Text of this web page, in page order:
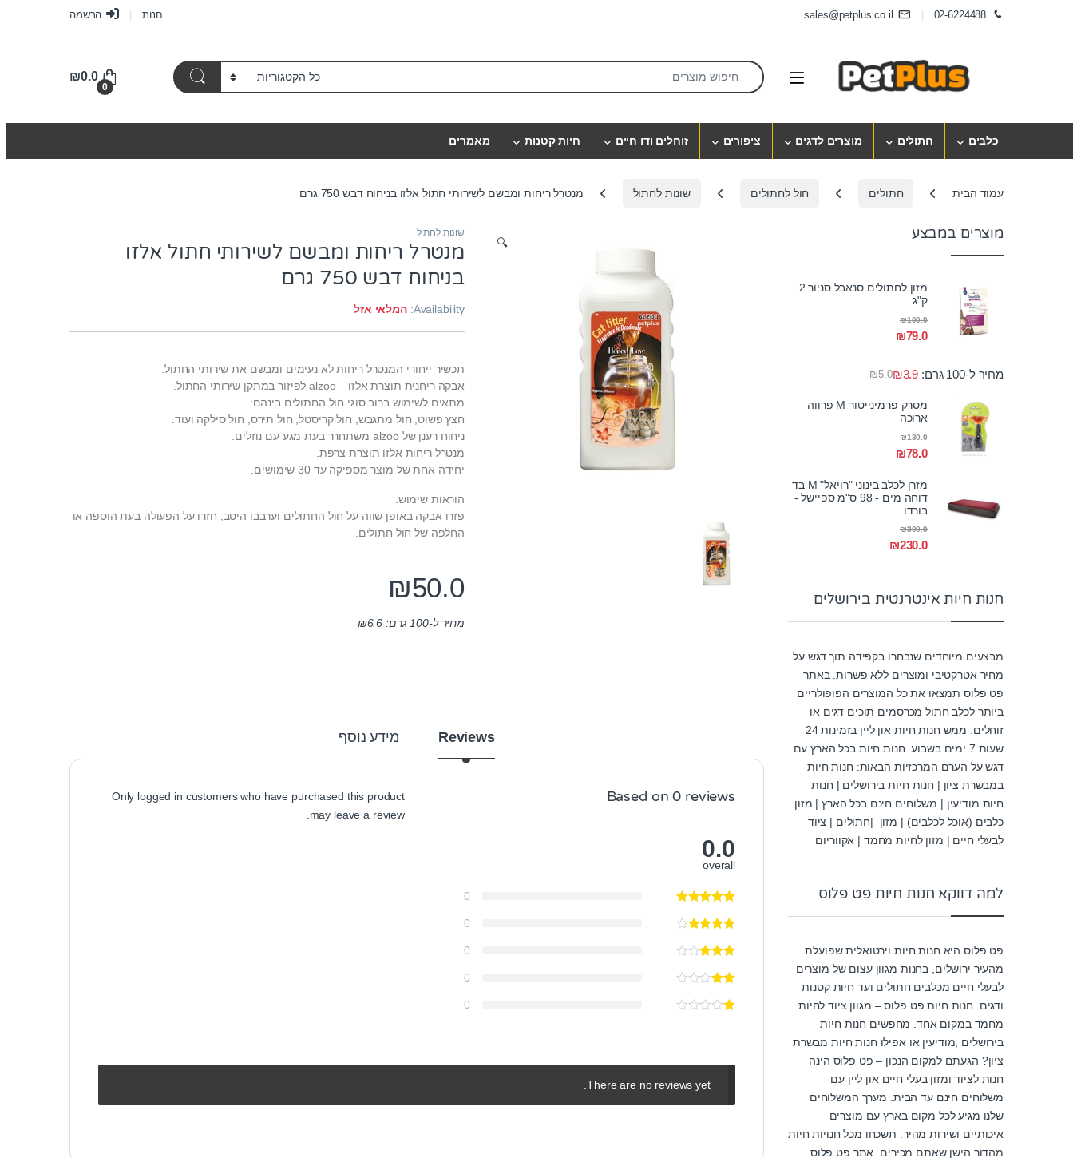
Skip to navigation
02-6224488
sales@petplus.co.il חנות הרשמה
Open
Search for:
0
₪0.0
כלבים חתולים מוצרים לדגים ציפורים זוחלים ודו חיים חיות קטנות מאמרים
עמוד הבית חתולים חול לחתולים שונות לחתול מנטרל ריחות ומבשם לשירותי חתול אלזו בניחוח דבש 750 גרם
🔍
שונות לחתול
מנטרל ריחות ומבשם לשירותי חתול אלזו
בניחוח דבש 750 גרם
Availability: המלאי אזל
תכשיר ייחודי המנטרל ריחות לא נעימים ומבשם את שירותי החתול.
אבקה ריחנית תוצרת אלזו – alzoo לפיזור במתקן שירותי החתול.
מתאים לשימוש ברוב סוגי חול החתולים בינהם:
חצץ פשוט, חול מתגבש, חול קריסטל, חול תירס, חול סילקה ועוד.
ניחוח רענן של alzoo משתחרר בעת מגע עם נוזלים.
מנטרל ריחות אלזו תוצרת צרפת.
יחידה אחת של מוצר מספיקה עד 30 שימושים.
הוראות שימוש:
פזרו אבקה באופן שווה על חול החתולים וערבבו היטב, חזרו על הפעולה בעת הוספה או
החלפה של חול חתולים.
₪50.0
מחיר ל-100 גרם: ₪6.6
Reviews מידע נוסף
Based on 0 reviews
0.0
overall
0
0
0
0
0
Only logged in customers who have purchased this product
may leave a review.
There are no reviews yet.
מוצרים במבצע
מזון לחתולים סנאבל סניור 2
ק"ג
₪79.0
₪100.0
מחיר ל-100 גרם: ₪5.0₪3.9
מסרק פרמינייטור M פרווה
ארוכה
₪78.0
₪130.0
מזרן לכלב בינוני "רויאל" M בד
דוחה מים - 98 ס"מ ספיישל -
בורדו
₪230.0
₪300.0
חנות חיות אינטרנטית בירושלים
מבצעים מיוחדים שנבחרו בקפידה תוך דגש על
מחיר אטרקטיבי ומוצרים ללא פשרות. באתר
פט פלוס תמצאו את כל המוצרים הפופולריים
ביותר לכלב חתול מכרסמים תוכים דגים או
זוחלים. ממש חנות חיות און ליין בזמינות 24
שעות 7 ימים בשבוע. חנות חיות בכל הארץ עם
דגש על הערם המרכזיות הבאות: חנות חיות
במבשרת ציון | חנות חיות בירושלים | חנות
חיות מודיעין | משלוחים חינם בכל הארץ | מזון
כלבים (אוכל לכלבים) | מזון |חתולים | ציוד
לבעלי חיים | מזון לחיות מחמד | אקווריום
למה דווקא חנות חיות פט פלוס
פט פלוס היא חנות חיות וירטואלית שפועלת
מהעיר ירושלים, בחנות מגוון עצום של מוצרים
לבעלי חיים מכלבים חתולים ועד חיות קטנות
ודגים. חנות חיות פט פלוס – מגוון ציוד לחיות
מחמד במקום אחד. מחפשים חנות חיות
בירושלים ,מודיעין או אפילו חנות חיות מבשרת
ציון? הגעתם למקום הנכון – פט פלוס הינה
חנות לציוד ומזון בעלי חיים און ליין עם
משלוחים חינם עד הבית. מערך המשלוחים
שלנו מגיע לכל מקום בארץ עם מוצרים
איכותיים ושירות מהיר. תשכחו מכל חנויות חיות
מהדור הישן שאתם מכירים. אתר פט פלוס